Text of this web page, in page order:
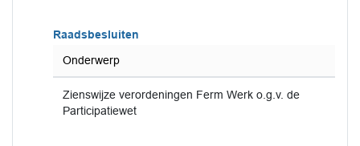
Raadsbesluiten
Onderwerp
Zienswijze verordeningen Ferm Werk o.g.v. de
Participatiewet